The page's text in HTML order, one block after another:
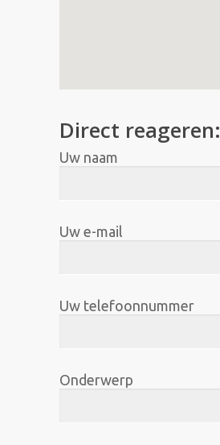
Direct reageren:
Uw naam
Uw e-mail
Uw telefoonnummer
Onderwerp